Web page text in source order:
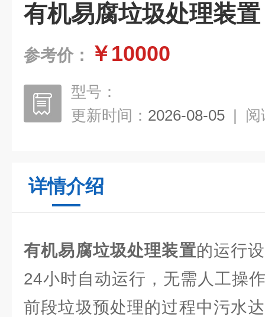
有机易腐垃圾处理装置
参考价： ￥10000
型号：
更新时间： 2026-08-05 | 阅
详情介绍
有机易腐垃圾处理装置的运行
24小时自动运行，无需人工操
前段垃圾预处理的过程中污水